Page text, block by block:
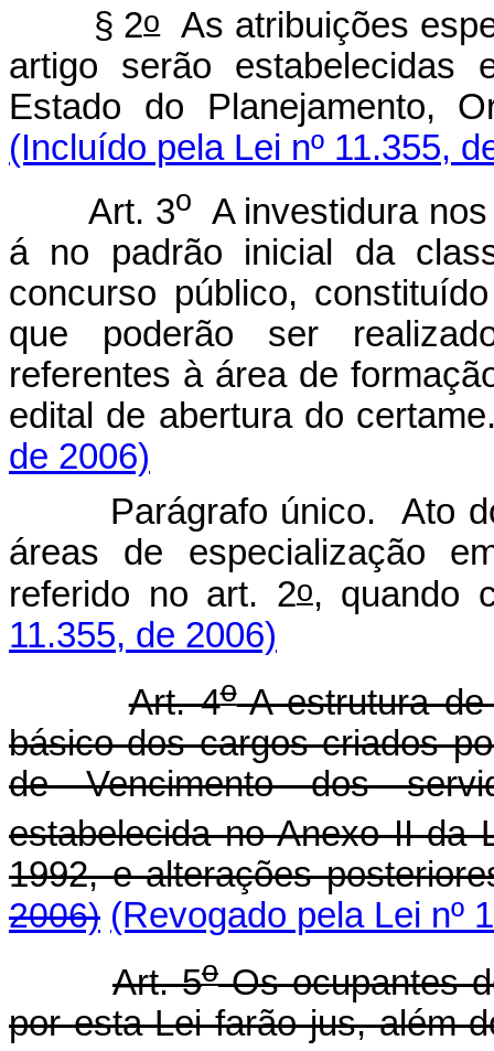
§ 2oAs atribuições
artigo serão estabelecidas
Estado do Planejamento,
(Incluído pela Lei nº 11.355,
Art. 3o A investidura
á no padrão inicial da
concurso público,
que poderão ser
referentes à área de
edital de abertura do
de 2006)
Parágrafo único. Ato do
áreas de especialização
referido no art. 2o, quando
11.355, de 2006)
Art. 4oA estrutura de
básico dos cargos criados
de Vencimento dos
estabelecida no Anexo II da
1992, e alterações
2006) (Revogado pela Lei nº
Art. 5oOs ocupantes
por esta Lei farão jus, além